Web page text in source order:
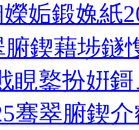
姤鍛婏紙
腑鍥藉埗鐩
睍鐜扮姸
骞翠腑鍥